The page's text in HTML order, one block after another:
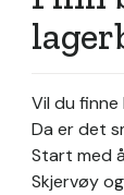
Vil du
Da er det
Start med
Skjervøy